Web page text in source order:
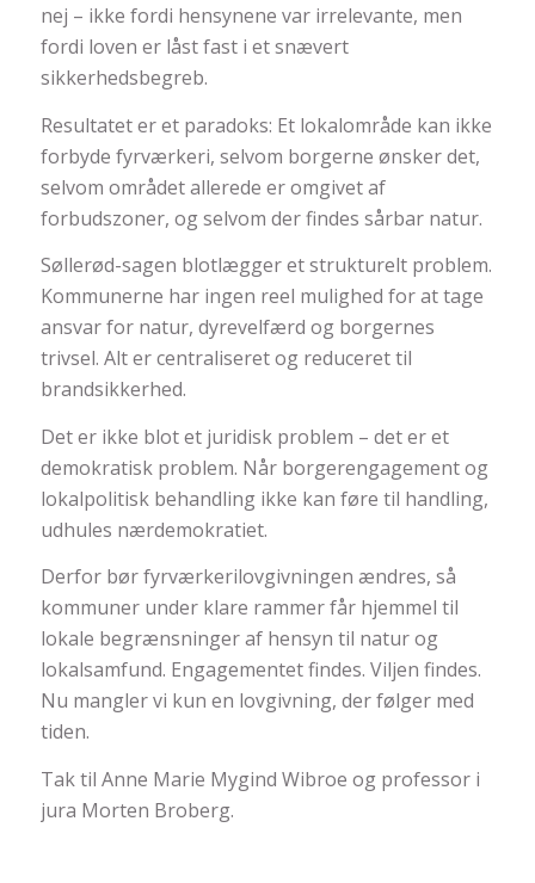
nej – ikke fordi hensynene var irrelevante, men
fordi loven er låst fast i et snævert
sikkerhedsbegreb.
Resultatet er et paradoks: Et lokalområde kan ikke
forbyde fyrværkeri, selvom borgerne ønsker det,
selvom området allerede er omgivet af
forbudszoner, og selvom der findes sårbar natur.
Søllerød-sagen blotlægger et strukturelt problem.
Kommunerne har ingen reel mulighed for at tage
ansvar for natur, dyrevelfærd og borgernes
trivsel. Alt er centraliseret og reduceret til
brandsikkerhed.
Det er ikke blot et juridisk problem – det er et
demokratisk problem. Når borgerengagement og
lokalpolitisk behandling ikke kan føre til handling,
udhules nærdemokratiet.
Derfor bør fyrværkerilovgivningen ændres, så
kommuner under klare rammer får hjemmel til
lokale begrænsninger af hensyn til natur og
lokalsamfund. Engagementet findes. Viljen findes.
Nu mangler vi kun en lovgivning, der følger med
tiden.
Tak til Anne Marie Mygind Wibroe og professor i
jura Morten Broberg.